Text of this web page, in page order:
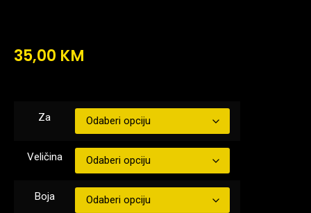
35,00 KM
Za
Veličina
Boja